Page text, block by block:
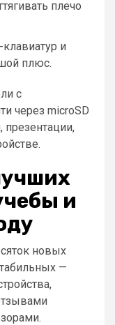
плечо
и
плюс.
с
через microSD
и
новых
—